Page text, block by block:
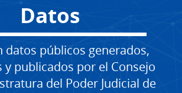
Datos
datos públicos generados,
y publicados por el Consejo
del Poder Judicial de